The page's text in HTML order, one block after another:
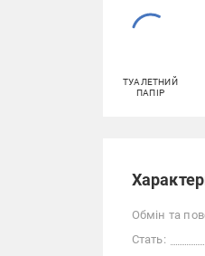
ТУАЛЕТНИЙ
ПАПІР
Обмін та
Стать: